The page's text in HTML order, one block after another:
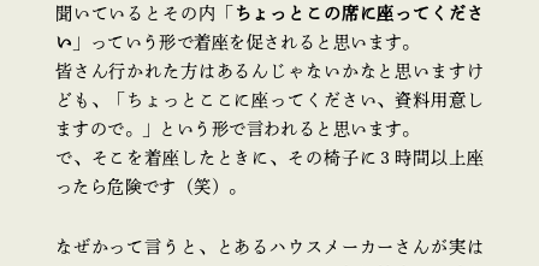
聞いているとその内「
ちょっとこの席に座ってくださ
い 」っていう形で着座を促されると思います。
皆さん行かれた方はあるんじゃないかなと思いますけ
ども、「ちょっとここに座ってください、資料用意し
ますので。」という形で言われると思います。
で、そこを着座したときに、その椅子に３時間以上座
ったら危険です（笑）。
なぜかって言うと、とあるハウスメーカーさんが実は